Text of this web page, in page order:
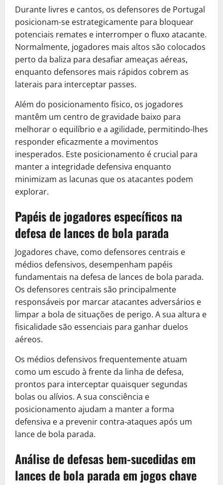
Durante livres e cantos, os defensores de Portugal
posicionam-se estrategicamente para bloquear
potenciais remates e interromper o fluxo atacante.
Normalmente, jogadores mais altos são colocados
perto da baliza para desafiar ameaças aéreas,
enquanto defensores mais rápidos cobrem as
laterais para interceptar passes.
Além do posicionamento físico, os jogadores
mantêm um centro de gravidade baixo para
melhorar o equilíbrio e a agilidade, permitindo-lhes
responder eficazmente a movimentos
inesperados. Este posicionamento é crucial para
manter a integridade defensiva enquanto
minimizam as lacunas que os atacantes podem
explorar.
Papéis de jogadores específicos na
defesa de lances de bola parada
Jogadores chave, como defensores centrais e
médios defensivos, desempenham papéis
fundamentais na defesa de lances de bola parada.
Os defensores centrais são principalmente
responsáveis por marcar atacantes adversários e
limpar a bola de situações de perigo. A sua altura e
fisicalidade são essenciais para ganhar duelos
aéreos.
Os médios defensivos frequentemente atuam
como um escudo à frente da linha de defesa,
prontos para interceptar quaisquer segundas
bolas ou alívios. A sua consciência e
posicionamento ajudam a manter a forma
defensiva e a prevenir contra-ataques após um
lance de bola parada.
Análise de defesas bem-sucedidas em
lances de bola parada em jogos chave